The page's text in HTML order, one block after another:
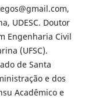
UDESC. Doutor
Engenharia Civil
(UFSC).
de Santa
e dos
Acadêmico e